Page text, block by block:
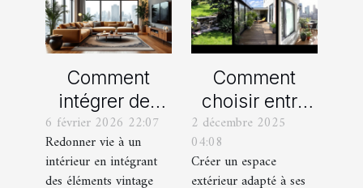
Comment
intégrer des
éléments
vintage dans
une décoration
6 février 2026 22:07
Redonner vie à un
intérieur en intégrant
des éléments vintage
Comment
choisir entre
un jardin, une
terrasse et un
balcon pour
2 décembre 2025
04:08
Créer un espace
extérieur adapté à ses